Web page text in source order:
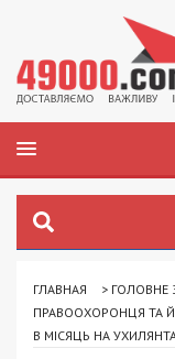
ГЛАВНАЯ > ГОЛОВНЕ
ПРАВООХОРОНЦЯ ТА
В МІСЯЦЬ НА